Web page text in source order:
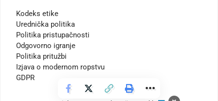
Kodeks etike
Urednička politika
Politika pristupačnosti
Odgovorno igranje
Politika pritužbi
Izjava o modernom ropstvu
GDPR